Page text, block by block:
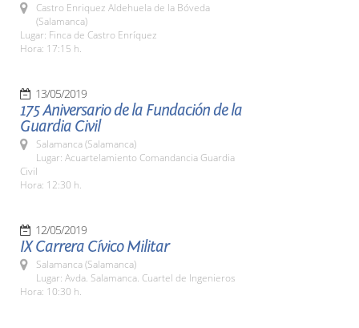
Castro Enriquez Aldehuela de la Bóveda
(Salamanca)
Lugar: Finca de Castro Enríquez
Hora: 17:15 h.
13/05/2019
175 Aniversario de la Fundación de la
Guardia Civil
Salamanca (Salamanca)
Lugar: Acuartelamiento Comandancia Guardia
Civil
Hora: 12:30 h.
12/05/2019
IX Carrera Cívico Militar
Salamanca (Salamanca)
Lugar: Avda. Salamanca. Cuartel de Ingenieros
Hora: 10:30 h.